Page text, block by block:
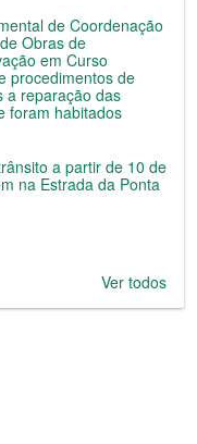
de Coordenação
Obras de
em Curso
procedimentos de
a reparação das
foram habitados
a partir de 10 de
na Estrada da Ponta
Ver todos